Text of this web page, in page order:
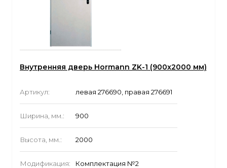
Внутренняя дверь Hormann ZK-1 (900x2000 мм)
Артикул: левая 276690, правая 276691
Ширина, мм.: 900
Высота, мм.: 2000
Модификация: Комплектация №2